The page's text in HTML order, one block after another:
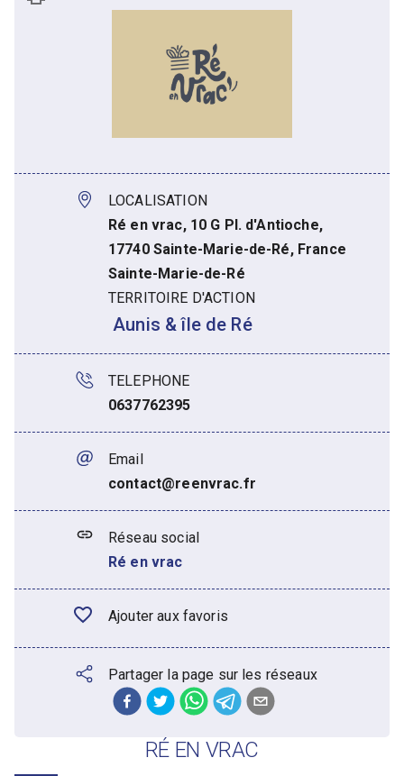
LOCALISATION
Ré en vrac, 10 G Pl. d'Antioche,
17740 Sainte-Marie-de-Ré, France
Sainte-Marie-de-Ré
TERRITOIRE D'ACTION
Aunis & île de Ré
TELEPHONE
0637762395
Email
contact@reenvrac.fr
Réseau social
Ré en vrac
Ajouter aux favoris
Partager la page sur les réseaux
RÉ EN VRAC